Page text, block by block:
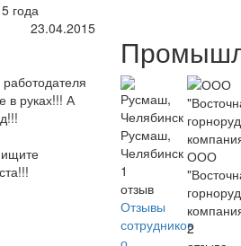
года
23.04.2015
в руках!!! А
Русмаш,
Челябинск
1
отзыв
Отзывы
сотрудников
о
ООО
2